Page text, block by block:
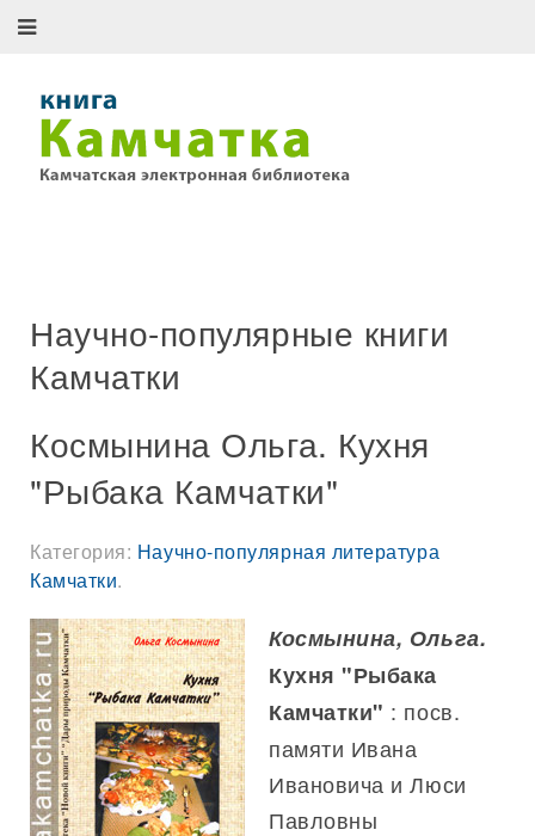
Научно-популярные книги
Камчатки
Космынина Ольга. Кухня
"Рыбака Камчатки"
Категория: Научно-популярная литература
Камчатки.
Космынина, Ольга.
Кухня "Рыбака
Камчатки" : посв.
памяти Ивана
Ивановича и Люси
Павловны